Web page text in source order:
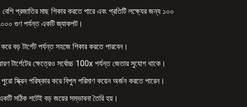
প্রজাতির মাছ শিকার করতে পারে এবং প্রতিটি লক্ষ্যের জন্য ১০০
গুণ পর্যন্ত একটি জ্যাকপট।
বড় টার্গেট পর্যন্ত সহজে শিকার করতে পারবেন।
টার্গেটের ক্ষেত্রেও সর্বোচ্চ 100x পর্যন্ত জেতার সুযোগ থাকে।
স্ক্রিন পরিষ্কার করে বিপুল পরিমাণ কয়েন অর্জন করতে পারেন।
সঠিক শটেই বড় জয়ের সম্ভাবনা তৈরি হয়।